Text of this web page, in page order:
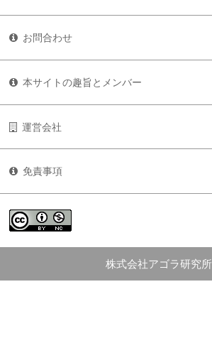
お問合わせ
本サイトの趣旨とメンバー
運営会社
免責事項
株式会社アゴラ研究所